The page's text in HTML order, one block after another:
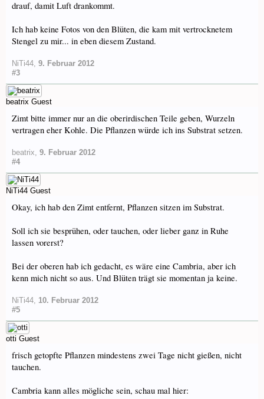
drauf, damit Luft drankommt.
Ich hab keine Fotos von den Blüten, die kam mit vertrocknetem
Stengel zu mir... in eben diesem Zustand.
NiTi44, 9. Februar 2012
#3
beatrix Guest
Zimt bitte immer nur an die oberirdischen Teile geben, Wurzeln
vertragen eher Kohle. Die Pflanzen würde ich ins Substrat setzen.
beatrix, 9. Februar 2012
#4
NiTi44 Guest
Okay, ich hab den Zimt entfernt, Pflanzen sitzen im Substrat.
Soll ich sie besprühen, oder tauchen, oder lieber ganz in Ruhe
lassen vorerst?
Bei der oberen hab ich gedacht, es wäre eine Cambria, aber ich
kenn mich nicht so aus. Und Blüten trägt sie momentan ja keine.
NiTi44, 10. Februar 2012
#5
otti Guest
frisch getopfte Pflanzen mindestens zwei Tage nicht gießen, nicht
tauchen.
Cambria kann alles mögliche sein, schau mal hier: